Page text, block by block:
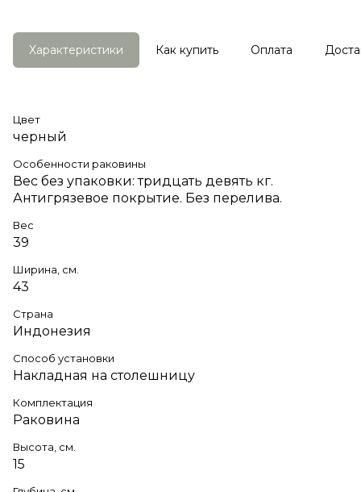
Характеристики Как купить Оплата
Цвет
черный
Особенности раковины
Вес без упаковки: тридцать девять кг.
Антигрязевое покрытие. Без перелива.
Вес
39
Ширина, см.
43
Страна
Индонезия
Способ установки
Накладная на столешницу
Комплектация
Раковина
Высота, см.
15